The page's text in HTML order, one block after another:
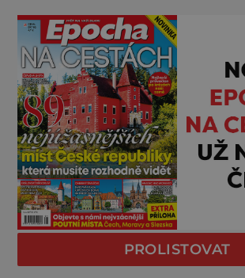
PROLISTOVAT